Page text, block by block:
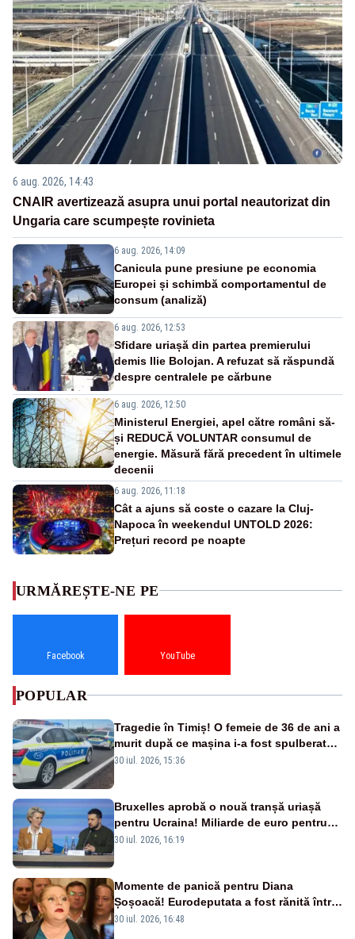
6 aug. 2026, 14:43
CNAIR avertizează asupra unui portal neautorizat din
Ungaria care scumpește rovinieta
6 aug. 2026, 14:09
Canicula pune presiune pe economia
Europei și schimbă comportamentul de
consum (analiză)
6 aug. 2026, 12:53
Sfidare uriașă din partea premierului
demis Ilie Bolojan. A refuzat să răspundă
despre centralele pe cărbune
6 aug. 2026, 12:50
Ministerul Energiei, apel către români să-
și REDUCĂ VOLUNTAR consumul de
energie. Măsură fără precedent în ultimele
decenii
6 aug. 2026, 11:18
Cât a ajuns să coste o cazare la Cluj-
Napoca în weekendul UNTOLD 2026:
Prețuri record pe noapte
URMĂREȘTE-NE PE
Facebook YouTube
POPULAR
Tragedie în Timiș! O femeie de 36 de ani a
murit după ce mașina i-a fost spulberată
de tren
30 iul. 2026, 15:36
Bruxelles aprobă o nouă tranșă uriașă
pentru Ucraina! Miliarde de euro pentru
armament și apărare
30 iul. 2026, 16:19
Momente de panică pentru Diana
Șoșoacă! Eurodeputata a fost rănită într-
un accident rutier
30 iul. 2026, 16:48